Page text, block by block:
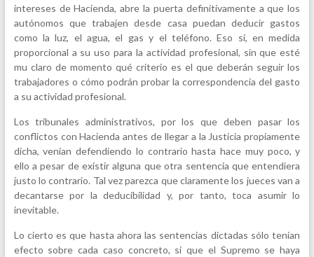
intereses de Hacienda, abre la puerta definitivamente a que los
autónomos que trabajen desde casa puedan deducir gastos
como la luz, el agua, el gas y el teléfono. Eso sí, en medida
proporcional a su uso para la actividad profesional, sin que esté
mu claro de momento qué criterio es el que deberán seguir los
trabajadores o cómo podrán probar la correspondencia del gasto
a su actividad profesional.
Los tribunales administrativos, por los que deben pasar los
conflictos con Hacienda antes de llegar a la Justicia propiamente
dicha, venían defendiendo lo contrario hasta hace muy poco, y
ello a pesar de existir alguna que otra sentencia que entendiera
justo lo contrario. Tal vez parezca que claramente los jueces van a
decantarse por la deducibilidad y, por tanto, toca asumir lo
inevitable.
Lo cierto es que hasta ahora las sentencias dictadas sólo tenían
efecto sobre cada caso concreto, si que el Supremo se haya